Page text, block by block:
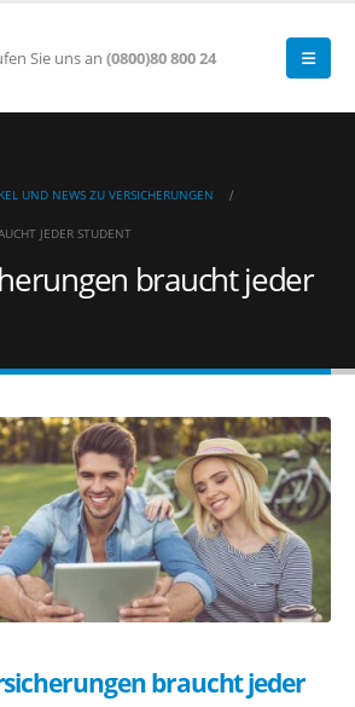
Sie uns an (0800)80 800 24
UND NEWS ZU VERSICHERUNGEN
JEDER STUDENT
braucht jeder
braucht jeder